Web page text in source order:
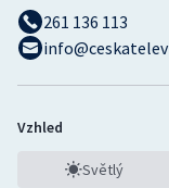
261 136 113
Vzhled
Světlý